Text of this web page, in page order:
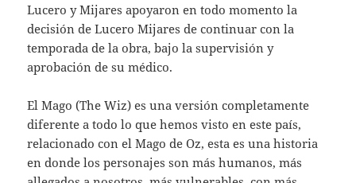
Lucero y Mijares apoyaron en todo momento la
decisión de Lucero Mijares de continuar con la
temporada de la obra, bajo la supervisión y
aprobación de su médico.
El Mago (The Wiz) es una versión completamente
diferente a todo lo que hemos visto en este país,
relacionado con el Mago de Oz, esta es una historia
en donde los personajes son más humanos, más